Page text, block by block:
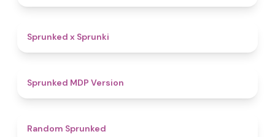
Sprunked x Sprunki
Sprunked MDP Version
Random Sprunked